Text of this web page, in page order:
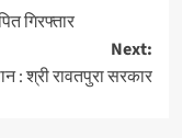
गिरफ्तार
Next:
: श्री रावतपुरा सरकार